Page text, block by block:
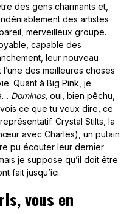
des gens charmants et,
des artistes
merveilleux groupe.
capable des
leur nouveau
l’une des meilleures choses
Quant à Big Pink, je
Dominos, oui, bien pêchu,
ce que tu veux dire, ce
Crystal Stilts, la
avec Charles), un putain
pu écouter leur dernier
je suppose qu’il doit être
fait jusqu’ici.
vous en